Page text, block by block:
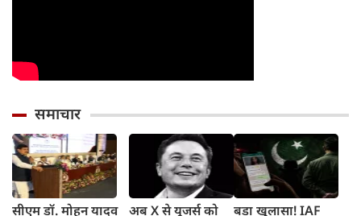
समाचार
सीएम डॉ. मोहन यादव अब X से यूजर्स को बड़ा खुलासा! IAF